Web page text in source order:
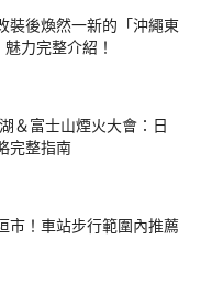
裝後煥然一新的「沖繩東
力完整介紹！
＆富士山煙火大會：日
完整指南
市！車站步行範圍內推薦